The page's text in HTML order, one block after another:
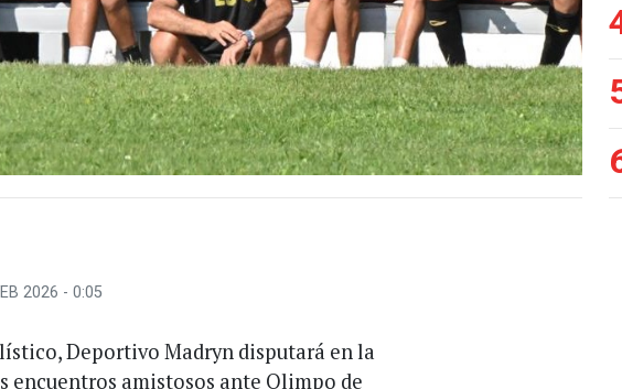
2026 - 0:05
Deportivo Madryn disputará en la
encuentros amistosos ante Olimpo de